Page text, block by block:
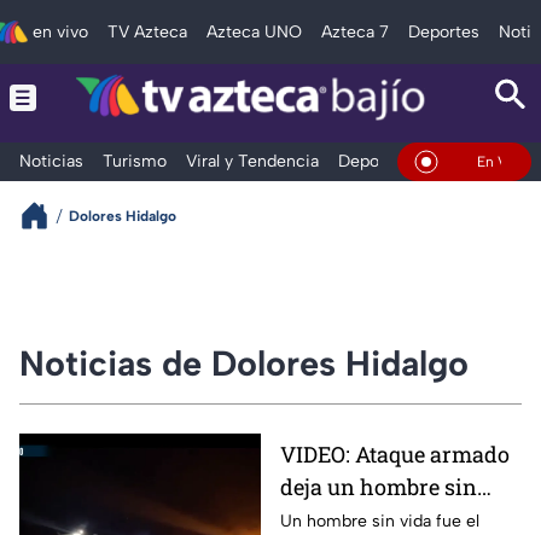
en vivo TV Azteca Azteca UNO Azteca 7 Deportes
Noticias Turismo Viral y Tendencia Deportes Espectáculos
En Vivo
Dolores Hidalgo
Noticias de Dolores Hidalgo
VIDEO: Ataque armado
deja un hombre sin
vida en la comunidad
Un hombre sin vida fue el